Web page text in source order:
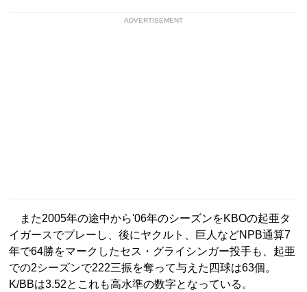
ADVERTISEMENT
また2005年の途中から'06年のシーズンをKBOの起亜タ
イガースでプレーし、後にヤクルト、巨人などNPB通算7
年で64勝をマークしたセス・グライシンガー投手も、起亜
での2シーズンで222三振を奪って与えた四球は63個。
K/BBは3.52とこれも高水準の数字となっている。